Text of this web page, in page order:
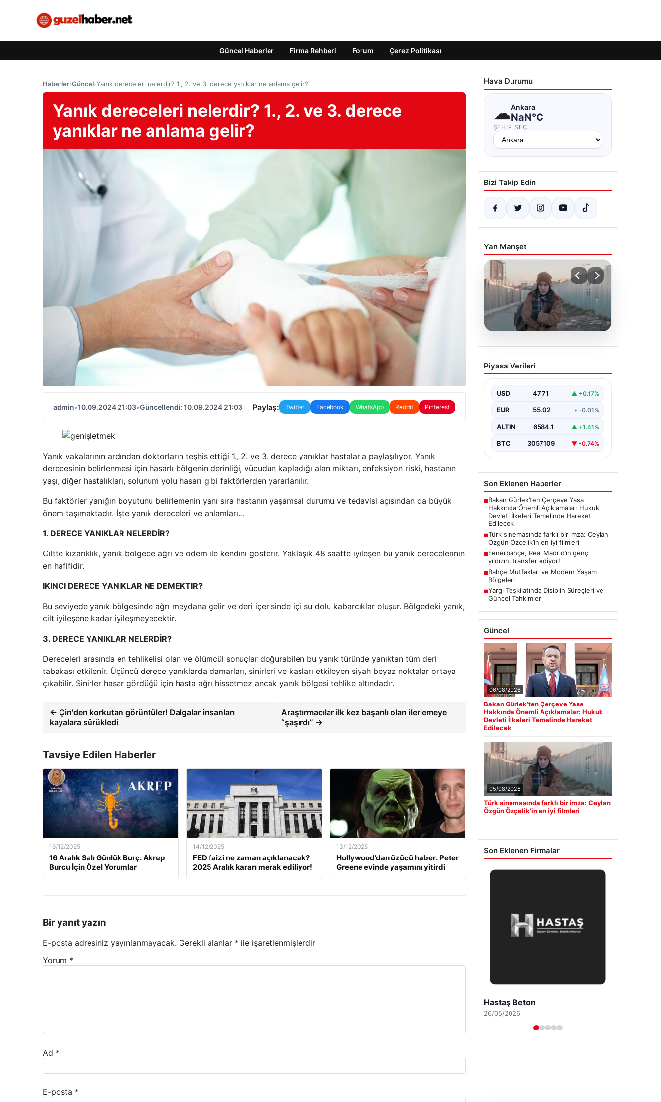
Güncel Haberler Firma Rehberi Forum Çerez Politikası
Haberler›Güncel›Yanık dereceleri nelerdir? 1., 2. ve 3. derece yanıklar ne anlama gelir?
Yanık dereceleri nelerdir? 1., 2. ve 3. derece
yanıklar ne anlama gelir?
admin•10.09.2024 21:03•Güncellendi: 10.09.2024 21:03 Paylaş: Twitter Facebook WhatsApp Reddit Pinterest
Yanık vakalarının ardından doktorların teşhis ettiği 1., 2. ve 3. derece yanıklar hastalarla paylaşılıyor. Yanık
derecesinin belirlenmesi için hasarlı bölgenin derinliği, vücudun kapladığı alan miktarı, enfeksiyon riski, hastanın
yaşı, diğer hastalıkları, solunum yolu hasarı gibi faktörlerden yararlanılır.
Bu faktörler yanığın boyutunu belirlemenin yanı sıra hastanın yaşamsal durumu ve tedavisi açısından da büyük
önem taşımaktadır. İşte yanık dereceleri ve anlamları…
1. DERECE YANIKLAR NELERDİR?
Ciltte kızarıklık, yanık bölgede ağrı ve ödem ile kendini gösterir. Yaklaşık 48 saatte iyileşen bu yanık derecelerinin
en hafifidir.
İKİNCİ DERECE YANIKLAR NE DEMEKTİR?
Bu seviyede yanık bölgesinde ağrı meydana gelir ve deri içerisinde içi su dolu kabarcıklar oluşur. Bölgedeki yanık,
cilt iyileşene kadar iyileşmeyecektir.
3. DERECE YANIKLAR NELERDİR?
Dereceleri arasında en tehlikelisi olan ve ölümcül sonuçlar doğurabilen bu yanık türünde yanıktan tüm deri
tabakası etkilenir. Üçüncü derece yanıklarda damarları, sinirleri ve kasları etkileyen siyah beyaz noktalar ortaya
çıkabilir. Sinirler hasar gördüğü için hasta ağrı hissetmez ancak yanık bölgesi tehlike altındadır.
← Çin'den korkutan görüntüler! Dalgalar insanları
kayalara sürükledi
Araştırmacılar ilk kez başarılı olan ilerlemeye
“şaşırdı” →
Tavsiye Edilen Haberler
16/12/2025
16 Aralık Salı Günlük Burç: Akrep
Burcu İçin Özel Yorumlar
14/12/2025
FED faizi ne zaman açıklanacak?
2025 Aralık kararı merak ediliyor!
13/12/2025
Hollywood’dan üzücü haber: Peter
Greene evinde yaşamını yitirdi
Bir yanıt yazın
E-posta adresiniz yayınlanmayacak. Gerekli alanlar * ile işaretlenmişlerdir
Yorum *
Ad *
E-posta *
Hava Durumu
☁Ankara
NaN°C
ŞEHIR SEÇ
Bizi Takip Edin
Yan Manşet
05.08.2026
Türk sinemasında farklı
bir imza: Ceylan Özgün
Piyasa Verileri
USD 47.71 ▲ +0.17%
EUR 55.02 • -0.01%
ALTIN 6584.1 ▲ +1.41%
BTC 3057109 ▼ -0.74%
Son Eklenen Haberler
■Bakan Gürlek’ten Çerçeve Yasa
Hakkında Önemli Açıklamalar: Hukuk
Devleti İlkeleri Temelinde Hareket
Edilecek
■Türk sinemasında farklı bir imza: Ceylan
Özgün Özçelik’in en iyi filmleri
■Fenerbahçe, Real Madrid’in genç
yıldızını transfer ediyor!
■Bahçe Mutfakları ve Modern Yaşam
Bölgeleri
■Yargı Teşkilatında Disiplin Süreçleri ve
Güncel Tahkimler
Güncel
06/08/2026
Bakan Gürlek’ten Çerçeve Yasa
Hakkında Önemli Açıklamalar: Hukuk
Devleti İlkeleri Temelinde Hareket
Edilecek
05/08/2026
Türk sinemasında farklı bir imza: Ceylan
Özgün Özçelik’in en iyi filmleri
Son Eklenen Firmalar
Prenses Night Club
29/04/2026